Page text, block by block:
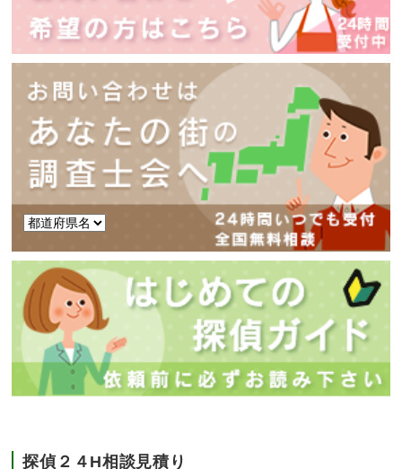
探偵２４H相談見積り